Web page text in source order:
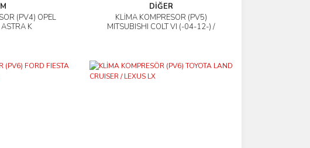
(PV4) OPEL
K
DİĞER
KLİMA KOMPRESÖR (PV5)
MITSUBISHI COLT VI (-04-12-) /
İncele